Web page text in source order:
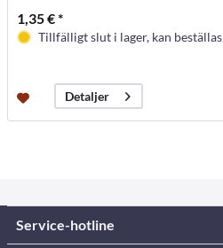
1,35 € *
Tillfälligt slut i lager, kan beställas
Detaljer
Service-hotline